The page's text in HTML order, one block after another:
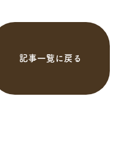
記事一覧に戻る